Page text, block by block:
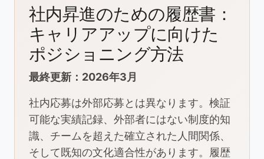
社内昇進のための履歴書：
キャリアアップに向けた
ポジショニング方法
最終更新：2026年3月
社内応募は外部応募とは異なります。検証
可能な実績記録、外部者にはない制度的知
識、チームを超えた確立された人間関係、
そして既知の文化適合性があります。履歴